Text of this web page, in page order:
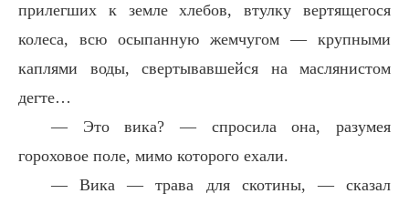
прилегших к земле хлебов, втулку вертящегося
колеса, всю осыпанную жемчугом — крупными
каплями воды, свертывавшейся на маслянистом
дегте…
— Это вика? — спросила она, разумея
гороховое поле, мимо которого ехали.
— Вика — трава для скотины, — сказал